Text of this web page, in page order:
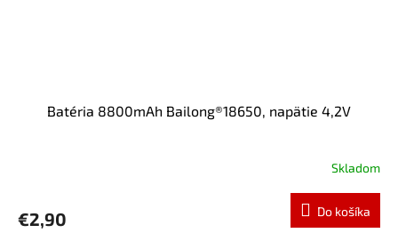
Batéria 8800mAh Bailong®18650, napätie 4,2V
Skladom
€2,90 Do košíka